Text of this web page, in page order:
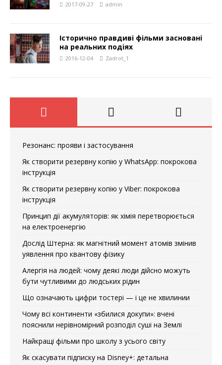
2017-09-27 admin
Історично правдиві фільми засновані
на реальних подіях
2016-12-04 Zadrot_1
Резонанс: прояви і застосування
Як створити резервну копію у WhatsApp: покрокова
інструкція
Як створити резервну копію у Viber: покрокова
інструкція
Принцип дії акумуляторів: як хімія перетворюється
на електроенергію
Дослід Штерна: як магнітний момент атомів змінив
уявлення про квантову фізику
Алергія на людей: чому деякі люди дійсно можуть
бути чутливими до людських рідин
Що означають цифри тостері — і це не хвилинии
Чому всі континенти «збилися докупи»: вчені
пояснили нерівномірний розподіл суші на Землі
Найкращі фільми про школу з усього світу
Як скасувати підписку на Disney+: детальна